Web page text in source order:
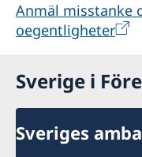
Anmäl misstanke
oegentligheter
Sverige i
Sveriges